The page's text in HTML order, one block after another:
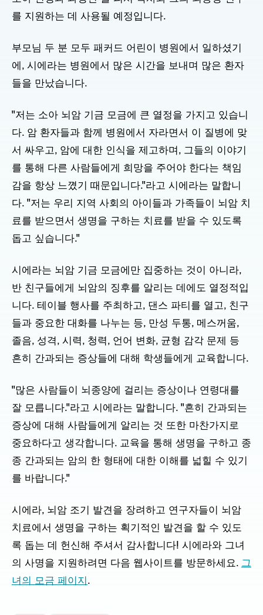
를 지원하는 데 사용될 예정입니다.
부모님 두 분 모두 패커드 어린이 병원에서 일하셨기
에, 시에라는 병원에서 많은 시간을 보내며 많은 환자
들을 만났습니다.
"저는 소아 뇌암 기금 모금에 큰 열정을 가지고 있습니
다. 암 환자들과 함께 병원에서 자라면서 이 질병에 맞
서 싸우고, 암에 대한 인식을 제고하며, 그들의 이야기
를 통해 다른 사람들에게 희망을 주어야 한다는 책임
감을 항상 느꼈기 때문입니다."라고 시에라는 말합니
다. "저는 우리 지역 사회의 아이들과 가족들이 뇌암 치
료를 받으면서 생명을 구하는 치료를 받을 수 있도록
돕고 싶습니다."
시에라는 뇌암 기금 모금에만 집중하는 것이 아니라,
반 친구들에게 뇌암의 징후를 알리는 데에도 열정적입
니다. 테이블 행사를 주최하고, 댄스 파티를 열고, 친구
들과 중요한 대화를 나누는 등, 만성 두통, 메스꺼움,
졸음, 성격, 시력, 청력, 언어 변화, 균형 감각 문제 등
흔히 간과되는 증상들에 대해 학생들에게 교육합니다.
"많은 사람들이 뇌종양에 걸리는 증상이나 연령대를
잘 모릅니다."라고 시에라는 말합니다. "흔히 간과되는
증상에 대해 사람들에게 알리는 것 또한 마찬가지로
중요하다고 생각합니다. 교육을 통해 생명을 구하고 종
종 간과되는 암의 한 형태에 대한 이해를 넓힐 수 있기
를 바랍니다."
시에라, 뇌암 조기 발견을 장려하고 연구자들이 뇌암
치료에서 생명을 구하는 획기적인 발견을 할 수 있도
록 돕는 데 헌신해 주셔서 감사합니다! 시에라와 그녀
의 사명을 지원하려면 다음 웹사이트를 방문하세요. 그
녀의 모금 페이지 .